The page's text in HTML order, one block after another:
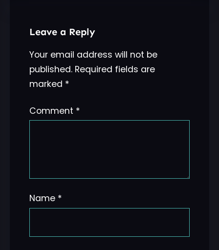
Leave a Reply
Your email address will not be
published. Required fields are
marked *
Comment *
Name *